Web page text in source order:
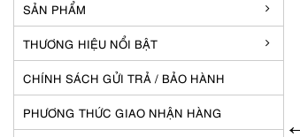
SẢN PHẨM
THƯƠNG HIỆU NỔI BẬT
CHÍNH SÁCH GỬI TRẢ / BẢO HÀNH
PHƯƠNG THỨC GIAO NHẬN HÀNG